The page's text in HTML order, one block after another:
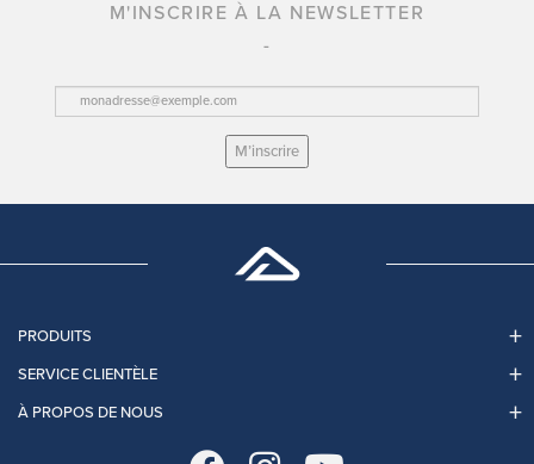
M'INSCRIRE À LA NEWSLETTER
M’inscrire
PRODUITS
SERVICE CLIENTÈLE
À PROPOS DE NOUS